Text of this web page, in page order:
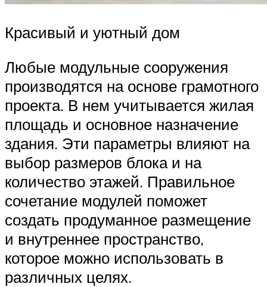
Красивый и уютный дом
Любые модульные сооружения
производятся на основе грамотного
проекта. В нем учитывается жилая
площадь и основное назначение
здания. Эти параметры влияют на
выбор размеров блока и на
количество этажей. Правильное
сочетание модулей поможет
создать продуманное размещение
и внутреннее пространство,
которое можно использовать в
различных целях.